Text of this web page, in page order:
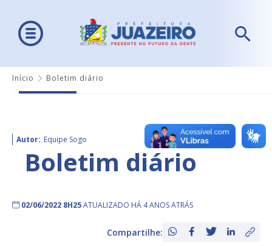
Início Boletim diário
Autor: Equipe Sogo
Boletim diário
02/06/2022 8H25ATUALIZADO HÁ 4 ANOS ATRÁS
Compartilhe: